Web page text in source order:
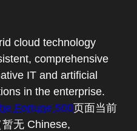
cloud technology
comprehensive
IT and artificial
in the enterprise.
Fortune 500页面当前
无 Chinese,